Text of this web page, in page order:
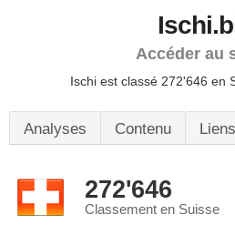
Accéder au
Ischi est classé 272'646 en
Analyses Contenu Liens
272'646
Classement en Suisse